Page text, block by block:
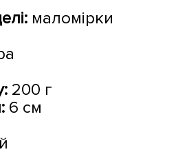
маломірки
200 г
6 см